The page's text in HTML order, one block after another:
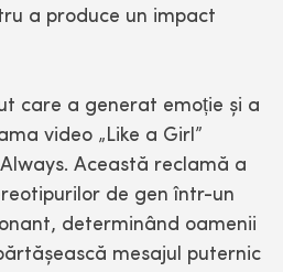
a produce un impact
care a generat emoție și a
video „Like a Girl”
Această reclamă a
de gen într-un
determinând oamenii
mesajul puternic